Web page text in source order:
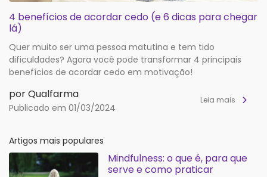
4 benefícios de acordar cedo (e 6 dicas para chegar
lá)
Quer muito ser uma pessoa matutina e tem tido
dificuldades? Agora você pode transformar 4 principais
benefícios de acordar cedo em motivação!
por Qualfarma
Publicado em 01/03/2024
Leia mais
Artigos mais populares
Mindfulness: o que é, para que
serve e como praticar